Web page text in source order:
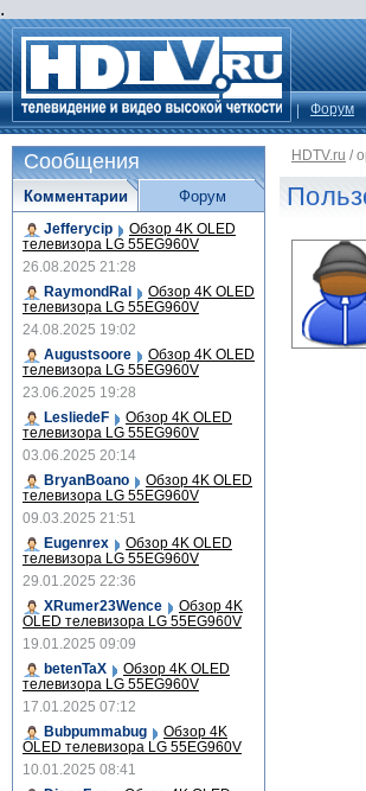
.
Форум
HDTV.ru /
Сообщения
Комментарии
Jefferycip Обзор 4K OLED
телевизора LG 55EG960V
26.08.2025 21:28
RaymondRal
Обзор 4K OLED
телевизора LG 55EG960V
24.08.2025 19:02
Augustsoore
Обзор 4K OLED
телевизора LG 55EG960V
23.06.2025 19:28
LesliedeF
Обзор 4K OLED
телевизора LG 55EG960V
03.06.2025 20:14
BryanBoano
Обзор 4K OLED
телевизора LG 55EG960V
09.03.2025 21:51
Eugenrex
Обзор 4K OLED
телевизора LG 55EG960V
29.01.2025 22:36
XRumer23Wence
Обзор 4K
OLED телевизора LG 55EG960V
19.01.2025 09:09
betenTaX
Обзор 4K OLED
телевизора LG 55EG960V
17.01.2025 07:12
Bubpummabug
Обзор 4K
OLED телевизора LG 55EG960V
10.01.2025 08:41
Форум